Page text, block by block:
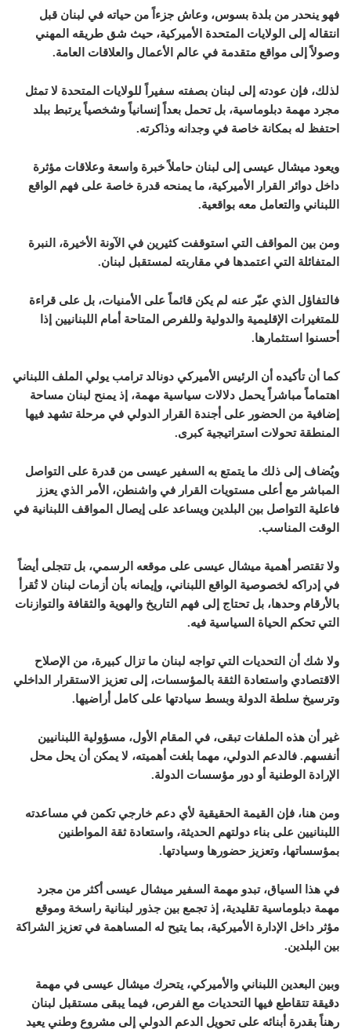
فهو ينحدر من بلدة بسوس، وعاش جزءاً من حياته في لبنان قبل
انتقاله إلى الولايات المتحدة الأميركية، حيث شق طريقه المهني
وصولاً إلى مواقع متقدمة في عالم الأعمال والعلاقات العامة.
لذلك، فإن عودته إلى لبنان بصفته سفيراً للولايات المتحدة لا تمثل
مجرد مهمة دبلوماسية، بل تحمل بعداً إنسانياً وشخصياً يرتبط ببلد
احتفظ له بمكانة خاصة في وجدانه وذاكرته.
ويعود ميشال عيسى إلى لبنان حاملاً خبرة واسعة وعلاقات مؤثرة
داخل دوائر القرار الأميركية، ما يمنحه قدرة خاصة على فهم الواقع
اللبناني والتعامل معه بواقعية.
ومن بين المواقف التي استوقفت كثيرين في الآونة الأخيرة، النبرة
المتفائلة التي اعتمدها في مقاربته لمستقبل لبنان.
فالتفاؤل الذي عبّر عنه لم يكن قائماً على الأمنيات، بل على قراءة
للمتغيرات الإقليمية والدولية وللفرص المتاحة أمام اللبنانيين إذا
أحسنوا استثمارها.
كما أن تأكيده أن الرئيس الأميركي دونالد ترامب يولي الملف اللبناني
اهتماماً مباشراً يحمل دلالات سياسية مهمة، إذ يمنح لبنان مساحة
إضافية من الحضور على أجندة القرار الدولي في مرحلة تشهد فيها
المنطقة تحولات استراتيجية كبرى.
ويُضاف إلى ذلك ما يتمتع به السفير عيسى من قدرة على التواصل
المباشر مع أعلى مستويات القرار في واشنطن، الأمر الذي يعزز
فاعلية التواصل بين البلدين ويساعد على إيصال المواقف اللبنانية في
الوقت المناسب.
ولا تقتصر أهمية ميشال عيسى على موقعه الرسمي، بل تتجلى أيضاً
في إدراكه لخصوصية الواقع اللبناني، وإيمانه بأن أزمات لبنان لا تُقرأ
بالأرقام وحدها، بل تحتاج إلى فهم التاريخ والهوية والثقافة والتوازنات
التي تحكم الحياة السياسية فيه.
ولا شك أن التحديات التي تواجه لبنان ما تزال كبيرة، من الإصلاح
الاقتصادي واستعادة الثقة بالمؤسسات، إلى تعزيز الاستقرار الداخلي
وترسيخ سلطة الدولة وبسط سيادتها على كامل أراضيها.
غير أن هذه الملفات تبقى، في المقام الأول، مسؤولية اللبنانيين
أنفسهم. فالدعم الدولي، مهما بلغت أهميته، لا يمكن أن يحل محل
الإرادة الوطنية أو دور مؤسسات الدولة.
ومن هنا، فإن القيمة الحقيقية لأي دعم خارجي تكمن في مساعدته
اللبنانيين على بناء دولتهم الحديثة، واستعادة ثقة المواطنين
بمؤسساتها، وتعزيز حضورها وسيادتها.
في هذا السياق، تبدو مهمة السفير ميشال عيسى أكثر من مجرد
مهمة دبلوماسية تقليدية، إذ تجمع بين جذور لبنانية راسخة وموقع
مؤثر داخل الإدارة الأميركية، بما يتيح له المساهمة في تعزيز الشراكة
بين البلدين.
وبين البعدين اللبناني والأميركي، يتحرك ميشال عيسى في مهمة
دقيقة تتقاطع فيها التحديات مع الفرص، فيما يبقى مستقبل لبنان
رهناً بقدرة أبنائه على تحويل الدعم الدولي إلى مشروع وطني يعيد